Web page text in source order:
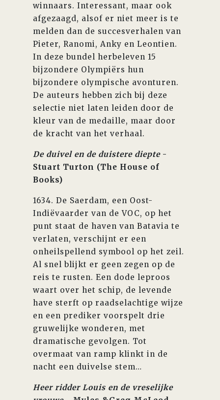
winnaars. Interessant, maar ook
afgezaagd, alsof er niet meer is te
melden dan de succesverhalen van
Pieter, Ranomi, Anky en Leontien.
In deze bundel herbeleven 15
bijzondere Olympiërs hun
bijzondere olympische avonturen.
De auteurs hebben zich bij deze
selectie niet laten leiden door de
kleur van de medaille, maar door
de kracht van het verhaal.
De duivel en de duistere diepte-
Stuart Turton (The House of
Books)
1634. De Saerdam, een Oost-
Indiëvaarder van de VOC, op het
punt staat de haven van Batavia te
verlaten, verschijnt er een
onheilspellend symbool op het zeil.
Al snel blijkt er geen zegen op de
reis te rusten. Een dode leproos
waart over het schip, de levende
have sterft op raadselachtige wijze
en een prediker voorspelt drie
gruwelijke wonderen, met
dramatische gevolgen. Tot
overmaat van ramp klinkt in de
nacht een duivelse stem…
Heer ridder Louis en de vreselijke